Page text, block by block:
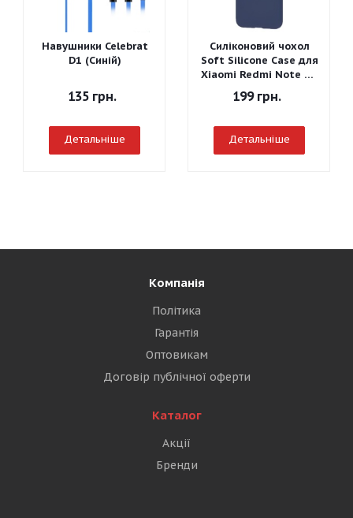
Навушники Celebrat
D1 (Синій)
135грн.
Детальніше
Силіконовий чохол
Soft Silicone Case для
Xiaomi Redmi Note 7 -
Graphite Gray
199грн.
Детальніше
Компанія
Політика
Гарантія
Оптовикам
Договір публічної оферти
Каталог
Акції
Бренди